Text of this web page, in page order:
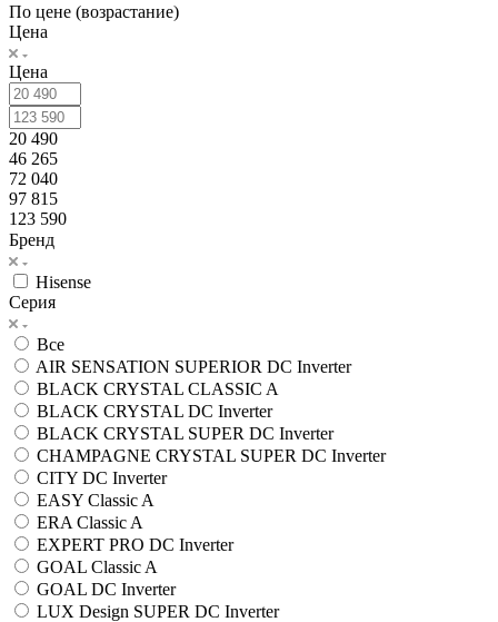
По цене (возрастание)
Цена
Цена
20 490
46 265
72 040
97 815
123 590
Бренд
Hisense
Серия
Все
AIR SENSATION SUPERIOR DC Inverter
BLACK CRYSTAL CLASSIC A
BLACK CRYSTAL DC Inverter
BLACK CRYSTAL SUPER DC Inverter
CHAMPAGNE CRYSTAL SUPER DC Inverter
CITY DC Inverter
EASY Classic A
ERA Classic A
EXPERT PRO DC Inverter
GOAL Classic A
GOAL DC Inverter
LUX Design SUPER DC Inverter